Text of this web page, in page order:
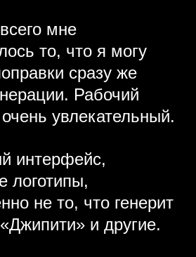
мне
то, что я могу
сразу же
Рабочий
увлекательный.
интерфейс,
логотипы,
не то, что генерит
и другие.